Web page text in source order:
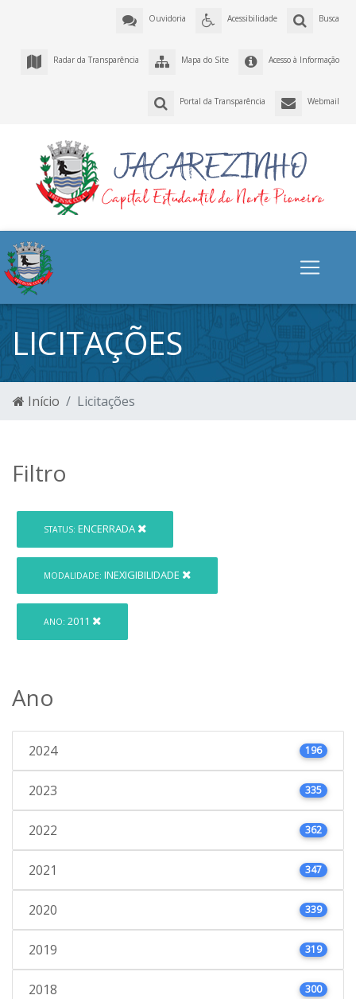
Busca
Acessibilidade
Ouvidoria
Acesso à Informação
Mapa do Site
Radar da Transparência
Webmail
Portal da Transparência
LICITAÇÕES
Início Licitações
Filtro
STATUS: ENCERRADA
MODALIDADE: INEXIGIBILIDADE
ANO: 2011
Ano
2024 196
2023 335
2022 362
2021 347
2020 339
2019 319
2018 300